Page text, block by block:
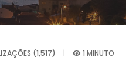
(1,517) |
1 MINUTO